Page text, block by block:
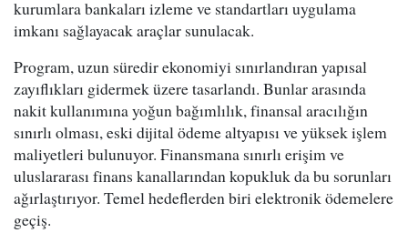
kurumlara bankaları izleme ve standartları uygulama
imkanı sağlayacak araçlar sunulacak.
Program, uzun süredir ekonomiyi sınırlandıran yapısal
zayıflıkları gidermek üzere tasarlandı. Bunlar arasında
nakit kullanımına yoğun bağımlılık, finansal aracılığın
sınırlı olması, eski dijital ödeme altyapısı ve yüksek işlem
maliyetleri bulunuyor. Finansmana sınırlı erişim ve
uluslararası finans kanallarından kopukluk da bu sorunları
ağırlaştırıyor. Temel hedeflerden biri elektronik ödemelere
geçiş.